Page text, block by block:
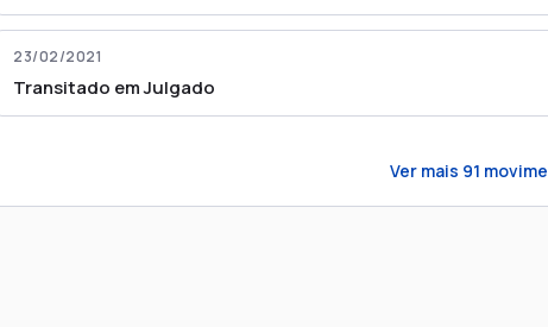
23/02/2021
Transitado em Julgado
Ver mais 91